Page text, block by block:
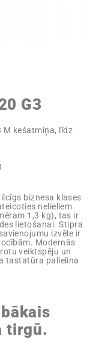
G3
M kešatmiņa, līdz
biznesa klases
nelieliem
1,3 kg), tas ir
lietošanai. Stipra
izvēle ir
Modernās
veiktspēju un
tastatūra palielina
tirgū.